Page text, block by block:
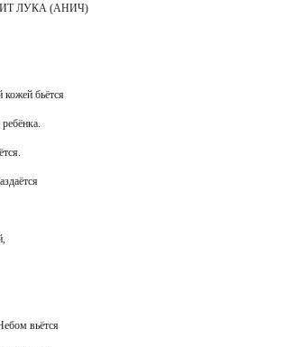
ЛУКА (АНИЧ)
кожей бьётся
вьётся